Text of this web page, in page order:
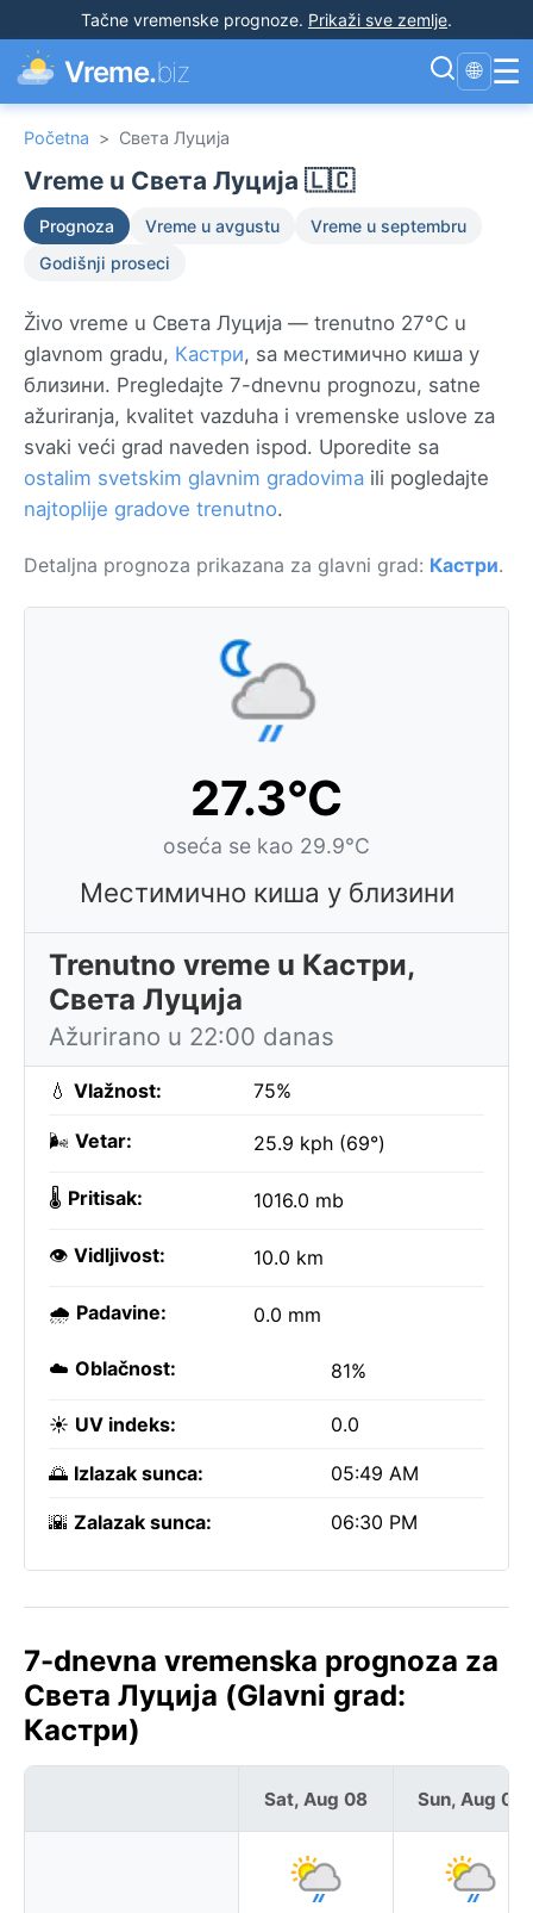
Tačne vremenske prognoze. Prikaži sve zemlje.
Vreme.biz 🌐 ☰
Početna > Света Луција
Vreme u Света Луција 🇱🇨
Prognoza Vreme u avgustu
Vreme u septembru
Godišnji proseci
Živo vreme u Света Луција — trenutno 27°C u
glavnom gradu, Кастри, sa местимично киша у
близини. Pregledajte 7-dnevnu prognozu, satne
ažuriranja, kvalitet vazduha i vremenske uslove za
svaki veći grad naveden ispod. Uporedite sa
ostalim svetskim glavnim gradovima ili pogledajte
najtoplije gradove trenutno.
Detaljna prognoza prikazana za glavni grad: Кастри.
27.3°C
oseća se kao 29.9°C
Местимично киша у близини
Trenutno vreme u Кастри,
Света Луција
Ažurirano u 22:00 danas
💧 Vlažnost: 75%
🌬️ Vetar: 25.9 kph (69°)
🌡️ Pritisak: 1016.0 mb
👁️ Vidljivost: 10.0 km
🌧️ Padavine: 0.0 mm
☁️ Oblačnost: 81%
☀️ UV indeks: 0.0
🌅 Izlazak sunca: 05:49 AM
🌇 Zalazak sunca: 06:30 PM
7-dnevna vremenska prognoza za
Света Луција (Glavni grad:
Кастри)
Sat, Aug 08 Sun, Aug 09